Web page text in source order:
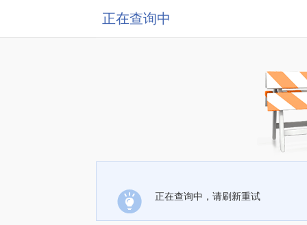
正在查询中
正在查询中，请刷新重试